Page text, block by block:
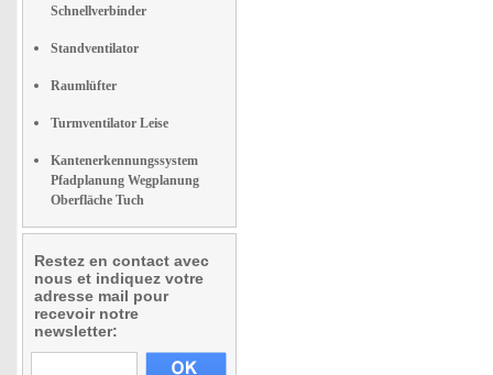
Schnellverbinder
Standventilator
Raumlüfter
Turmventilator Leise
Kantenerkennungssystem
Pfadplanung Wegplanung
Oberfläche Tuch
Restez en contact avec
nous et indiquez votre
adresse mail pour
recevoir notre
newsletter: